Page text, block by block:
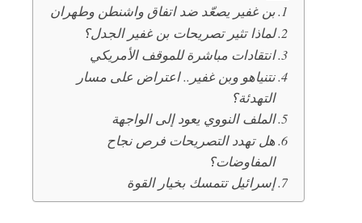
بن غفير يصعّد ضد اتفاق واشنطن وطهران
لماذا تثير تصريحات بن غفير الجدل؟
انتقادات مباشرة للموقف الأمريكي
نتنياهو وبن غفير.. اعتراض على مسار
التهدئة؟
الملف النووي يعود إلى الواجهة
هل تهدد التصريحات فرص نجاح
المفاوضات؟
إسرائيل تتمسك بخيار القوة